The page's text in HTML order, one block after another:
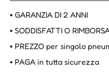
▪ GARANZIA DI 2 ANNI
▪ SODDISFATTI O
▪ PREZZO per singolo
▪ PAGA in tutta sicurezza